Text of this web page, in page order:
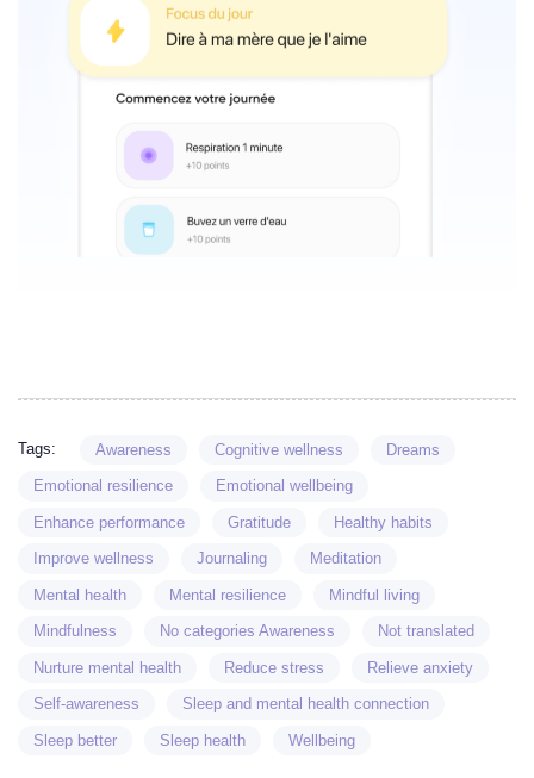
Tags: Awareness Cognitive wellness Dreams
Emotional resilience Emotional wellbeing
Enhance performance Gratitude Healthy habits
Improve wellness Journaling Meditation
Mental health Mental resilience Mindful living
Mindfulness No categories Awareness Not translated
Nurture mental health Reduce stress Relieve anxiety
Self-awareness Sleep and mental health connection
Sleep better Sleep health Wellbeing